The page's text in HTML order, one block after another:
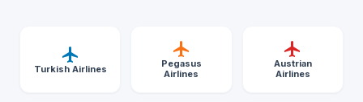
Turkish Airlines
Pegasus
Airlines
Austrian
Airlines